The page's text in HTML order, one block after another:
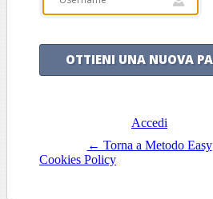
Accedi
← Torna a Metodo Easy
Cookies Policy